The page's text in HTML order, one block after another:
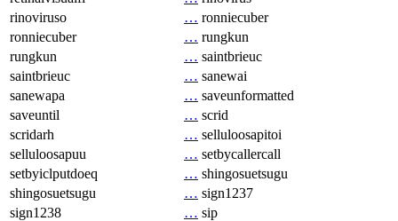
rinoviruso
… ronniecuber
ronniecuber
… rungkun
rungkun
… saintbrieuc
saintbrieuc
… sanewai
sanewapa
… saveunformatted
saveuntil
… scrid
scridarh
… selluloosapitoi
selluloosapuu
… setbycallercall
setbyiclputdoeq
… shingosuetsugu
shingosuetsugu
… sign1237
sign1238
… sip